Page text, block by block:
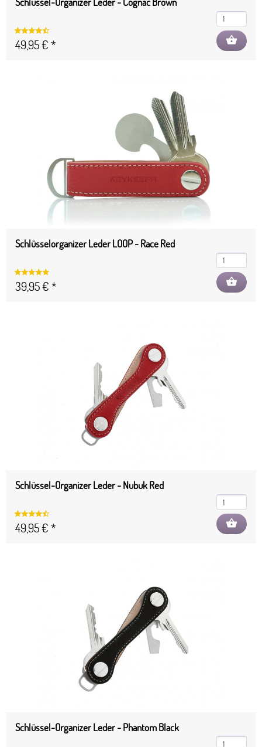
49,95 € * shopping_basket
Schlüsselorganizer Leder LOOP - Race Red
39,95 € * shopping_basket
Schlüssel-Organizer Leder - Nubuk Red
49,95 € * shopping_basket
Schlüssel-Organizer Leder - Phantom Black